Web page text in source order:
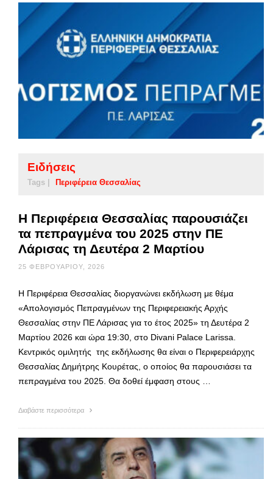
Ειδήσεις
Tags | Περιφέρεια Θεσσαλίας
Η Περιφέρεια Θεσσαλίας παρουσιάζει
τα πεπραγμένα του 2025 στην ΠΕ
Λάρισας τη Δευτέρα 2 Μαρτίου
25 ΦΕΒΡΟΥΑΡΊΟΥ, 2026
Η Περιφέρεια Θεσσαλίας διοργανώνει εκδήλωση με θέμα
«Απολογισμός Πεπραγμένων της Περιφερειακής Αρχής
Θεσσαλίας στην ΠΕ Λάρισας για το έτος 2025» τη Δευτέρα 2
Μαρτίου 2026 και ώρα 19:30, στο Divani Palace Larissa.
Κεντρικός ομιλητής της εκδήλωσης θα είναι ο Περιφερειάρχης
Θεσσαλίας Δημήτρης Κουρέτας, ο οποίος θα παρουσιάσει τα
πεπραγμένα του 2025. Θα δοθεί έμφαση στους …
Διαβάστε περισσότερα